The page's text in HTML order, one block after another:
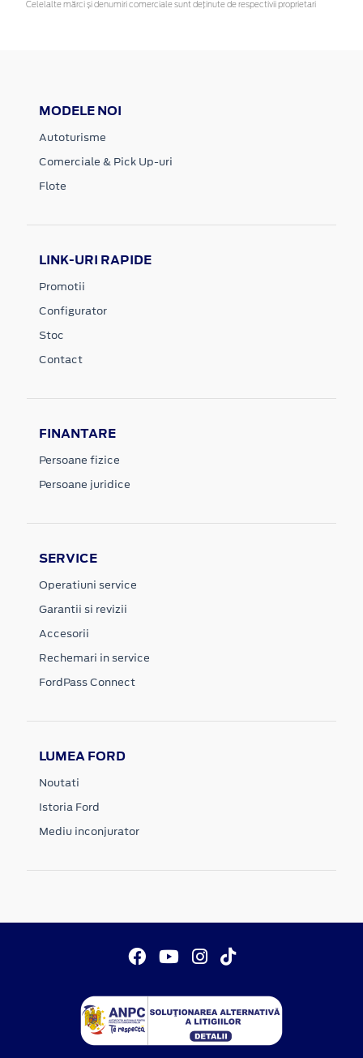
Celelalte mărci și denumiri comerciale sunt deținute de respectivii proprietari
MODELE NOI
Autoturisme
Comerciale & Pick Up-uri
Flote
LINK-URI RAPIDE
Promotii
Configurator
Stoc
Contact
FINANTARE
Persoane fizice
Persoane juridice
SERVICE
Operatiuni service
Garantii si revizii
Accesorii
Rechemari in service
FordPass Connect
LUMEA FORD
Noutati
Istoria Ford
Mediu inconjurator